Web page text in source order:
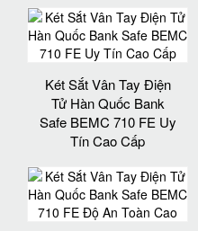
Két Sắt Vân Tay Điện
Tử Hàn Quốc Bank
Safe BEMC 710 FE Uy
Tín Cao Cấp